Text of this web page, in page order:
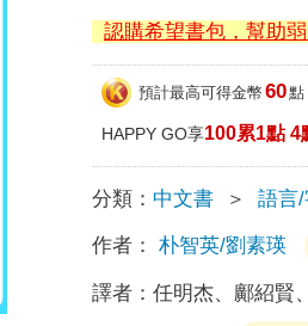
認購希望書包，幫助
預計最高可得金幣 60點
HAPPY GO享100累1點 4
分類： 中文書 ＞ 語言
作者： 朴智英/劉素瑛
譯者：任明杰、鄺紹賢